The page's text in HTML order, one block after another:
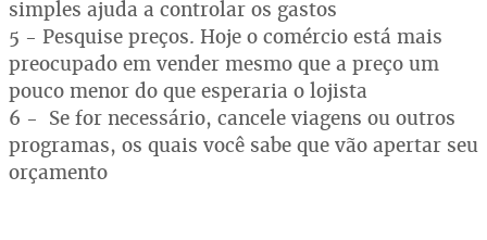
simples ajuda a controlar os gastos
5 - Pesquise preços. Hoje o comércio está mais
preocupado em vender mesmo que a preço um
pouco menor do que esperaria o lojista
6 - Se for necessário, cancele viagens ou outros
programas, os quais você sabe que vão apertar seu
orçamento